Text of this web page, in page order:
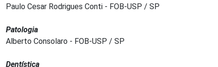
Paulo Cesar Rodrigues Conti - FOB-USP / SP
Patologia
Alberto Consolaro - FOB-USP / SP
Dentística